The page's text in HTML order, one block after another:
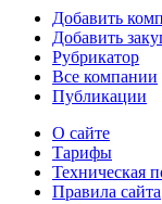
Добавить
Добавить
Рубрикатор
Все компании
Публикации
О сайте
Тарифы
Техническая
Правила сайта